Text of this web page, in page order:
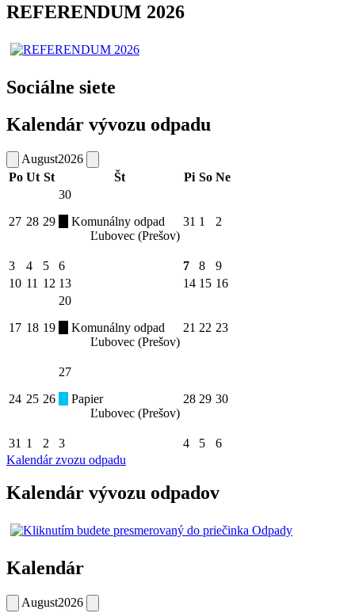
REFERENDUM 2026
Sociálne siete
Kalendár vývozu odpadu
August2026
Po Ut St Št Pi So Ne
27 28 29
30
Komunálny odpad
Ľubovec (Prešov)
31 1 2
3 4 5 6 7 8
9
10 11 12 13 14 15 16
17 18 19
20
Komunálny odpad
Ľubovec (Prešov)
21 22 23
24 25 26
27
Papier
Ľubovec (Prešov)
28 29 30
31 1 2 3 4 5
6
Kalendár zvozu odpadu
Kalendár vývozu odpadov
Kalendár
August2026